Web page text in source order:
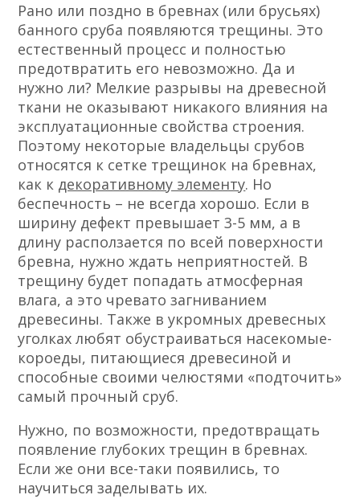
Рано или поздно в бревнах (или брусьях)
банного сруба появляются трещины. Это
естественный процесс и полностью
предотвратить его невозможно. Да и
нужно ли? Мелкие разрывы на древесной
ткани не оказывают никакого влияния на
эксплуатационные свойства строения.
Поэтому некоторые владельцы срубов
относятся к сетке трещинок на бревнах,
как к декоративному элементу. Но
беспечность – не всегда хорошо. Если в
ширину дефект превышает 3-5 мм, а в
длину расползается по всей поверхности
бревна, нужно ждать неприятностей. В
трещину будет попадать атмосферная
влага, а это чревато загниванием
древесины. Также в укромных древесных
уголках любят обустраиваться насекомые-
короеды, питающиеся древесиной и
способные своими челюстями «подточить»
самый прочный сруб.
Нужно, по возможности, предотвращать
появление глубоких трещин в бревнах.
Если же они все-таки появились, то
научиться заделывать их.